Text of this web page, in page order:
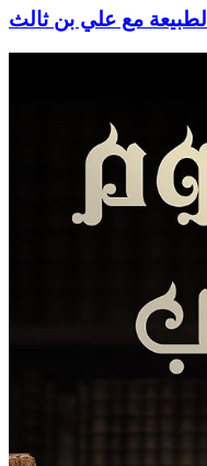
الطبيعة مع علي بن ثالث